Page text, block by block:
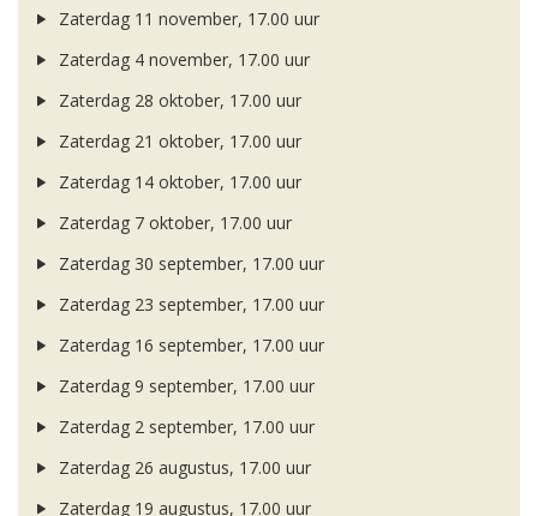
Zaterdag 11 november, 17.00 uur
Zaterdag 4 november, 17.00 uur
Zaterdag 28 oktober, 17.00 uur
Zaterdag 21 oktober, 17.00 uur
Zaterdag 14 oktober, 17.00 uur
Zaterdag 7 oktober, 17.00 uur
Zaterdag 30 september, 17.00 uur
Zaterdag 23 september, 17.00 uur
Zaterdag 16 september, 17.00 uur
Zaterdag 9 september, 17.00 uur
Zaterdag 2 september, 17.00 uur
Zaterdag 26 augustus, 17.00 uur
Zaterdag 19 augustus, 17.00 uur